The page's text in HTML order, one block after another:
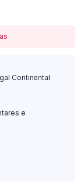
Continental
e